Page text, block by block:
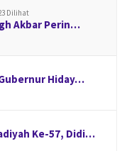
Dilihat
Akbar Perin…
Hiday…
Ke-57, Didi…